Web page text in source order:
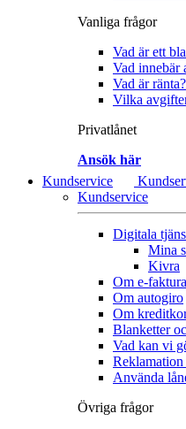
Vanliga frågor
Vad är ett
Vad innebär
Vad är ränta?
Vilka
Privatlånet
Ansök här
Kundservice
Kundservice
Digitala
Mina
Kivra
Om e-faktura
Om autogiro
Om
Blanketter
Vad kan vi
Använda
Övriga frågor